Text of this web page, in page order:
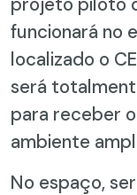
funcionará no
localizado o
será
para receber
ambiente
No espaço,